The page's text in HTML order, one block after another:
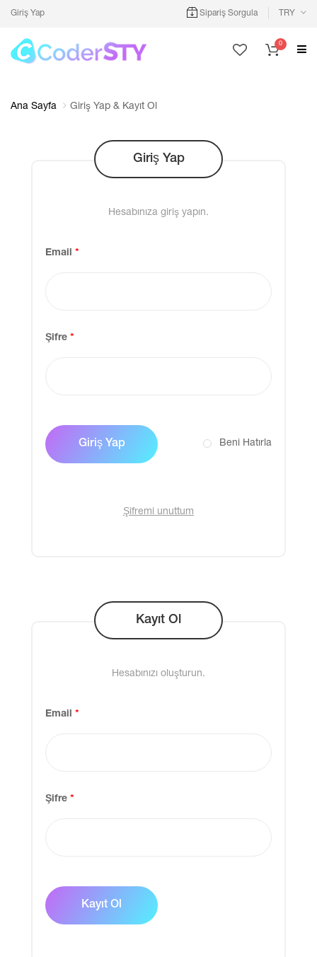
Giriş Yap Sipariş Sorgula TRY
0
Ana Sayfa Giriş Yap & Kayıt Ol
Giriş Yap
Hesabınıza giriş yapın.
Email *
Şifre *
Giriş Yap Beni Hatırla
Şifremi unuttum
Kayıt Ol
Hesabınızı oluşturun.
Email *
Şifre *
Kayıt Ol